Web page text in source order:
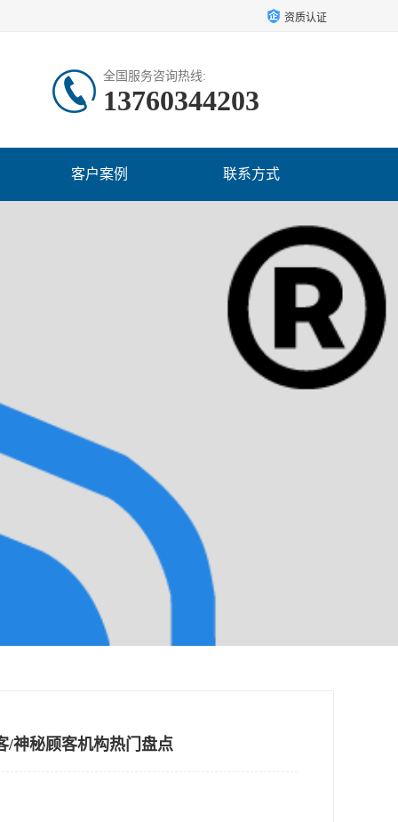
资质认证
全国服务咨询热线:
13760344203
客户案例 联系方式
/神秘顾客机构热门盘点